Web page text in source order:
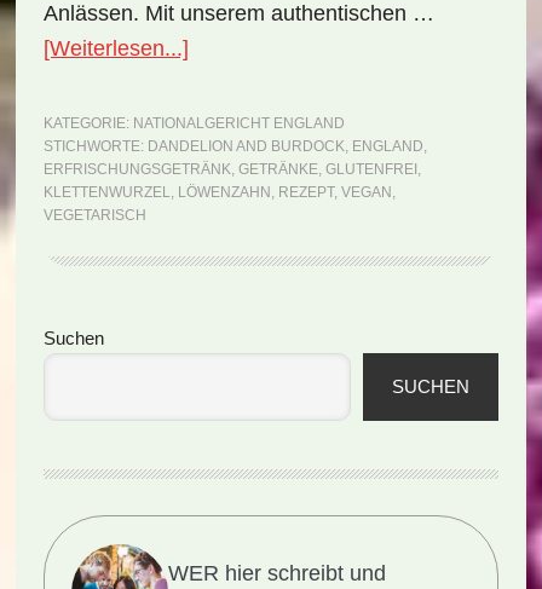
Anlässen. Mit unserem authentischen …
[Weiterlesen...]ÜberNationalgericht
Dandelion
and
Burdock
KATEGORIE: NATIONALGERICHT ENGLAND
STICHWORTE: DANDELION AND BURDOCK, ENGLAND,
ERFRISCHUNGSGETRÄNK, GETRÄNKE, GLUTENFREI ,
KLETTENWURZEL, LÖWENZAHN , REZEPT, VEGAN ,
VEGETARISCH
Seitenspalte
Suchen
SUCHEN
WER hier schreibt und